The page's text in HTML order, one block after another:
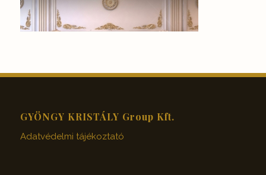
GYÖNGY KRISTÁLY Group Kft.
Adatvédelmi tájékoztató